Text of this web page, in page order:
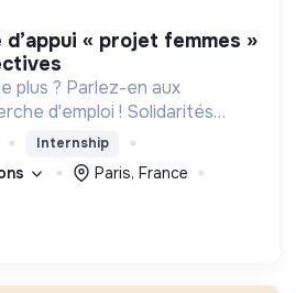
plus ? Parlez-en aux
d'emploi ! Solidarités
propose un
gratuit,
limite de temps.
Internship
Paris, France